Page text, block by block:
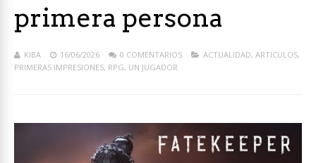
primera persona
KIBA 16/06/2026 0 COMENTARIOS ACTUALIDAD, ARTICULOS,
PRIMERAS IMPRESIONES, RPG, UN JUGADOR